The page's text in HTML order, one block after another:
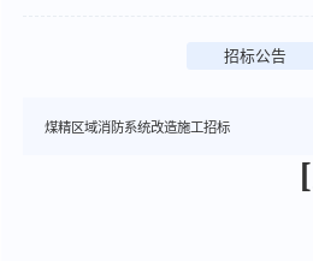
招标公告
煤精区域消防系统改造施工招标